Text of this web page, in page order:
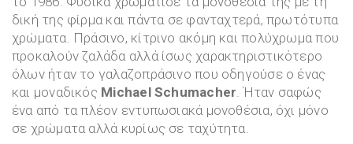
δική της φίρμα και πάντα σε φανταχτερά, πρωτότυπα
χρώματα. Πράσινο, κίτρινο ακόμη και πολύχρωμα που
προκαλούν ζαλάδα αλλά ίσως χαρακτηριστικότερο
όλων ήταν το γαλαζοπράσινο που οδηγούσε ο ένας
και μοναδικός Michael Schumacher . Ήταν σαφώς
ένα από τα πλέον εντυπωσιακά μονοθέσια, όχι μόνο
σε χρώματα αλλά κυρίως σε ταχύτητα.